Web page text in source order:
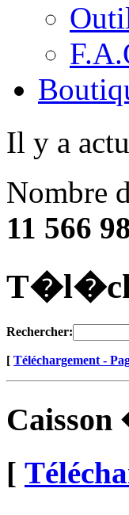
Il y a
Nombre
11 566
Rechercher:
[ Téléchargement -
[